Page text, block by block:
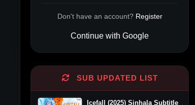
Don't have an account? Register
Continue with Google
SUB UPDATED LIST
Icefall (2025) Sinhala Subtitle